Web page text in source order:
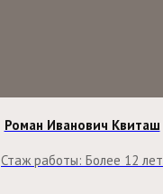
Роман Иванович Квиташ
Стаж работы: Более 12 лет